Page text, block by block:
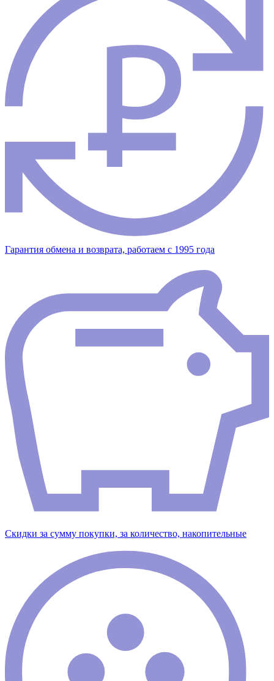
Гарантия обмена и возврата, работаем с 1995 года
Скидки за сумму покупки, за количество, накопительные